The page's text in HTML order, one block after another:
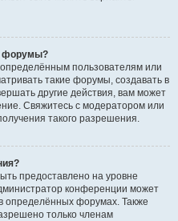
форумы?
пользователям или
такие форумы, создавать в
другие действия, вам может
Свяжитесь с модератором или
такого разрешения.
предоставлено на уровне
конференции может
определённых форумах. Также
только членам